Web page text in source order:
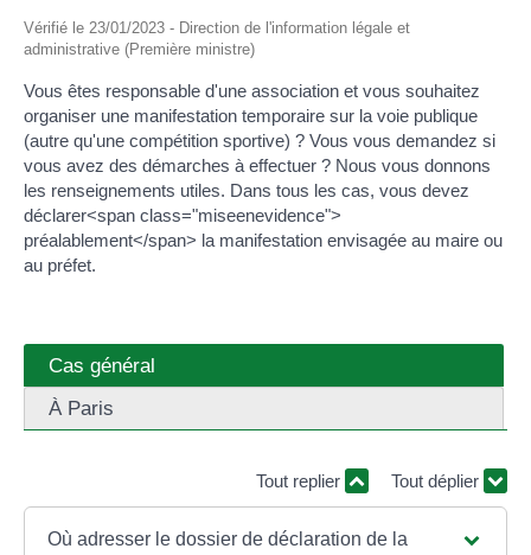
Vérifié le 23/01/2023 - Direction de l'information légale et
administrative (Première ministre)
Vous êtes responsable d'une association et vous souhaitez
organiser une manifestation temporaire sur la voie publique
(autre qu'une compétition sportive) ? Vous vous demandez si
vous avez des démarches à effectuer ? Nous vous donnons
les renseignements utiles. Dans tous les cas, vous devez
déclarer<span class="miseenevidence">
préalablement</span> la manifestation envisagée au maire ou
au préfet.
Cas général
À Paris
Tout replier Tout déplier
Où adresser le dossier de déclaration de la